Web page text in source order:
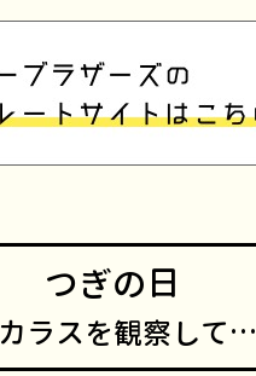
つぎの日
カラスを観察して…